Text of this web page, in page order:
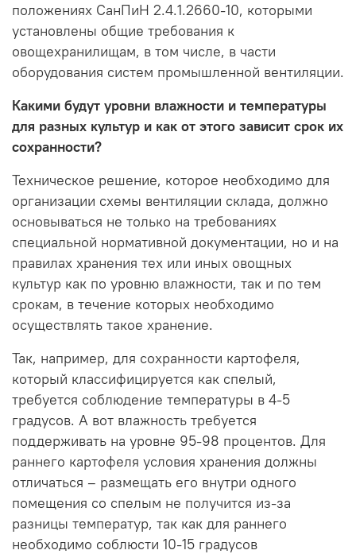
положениях СанПиН 2.4.1.2660-10, которыми
установлены общие требования к
овощехранилищам, в том числе, в части
оборудования систем промышленной вентиляции.
Какими будут уровни влажности и температуры
для разных культур и как от этого зависит срок их
сохранности?
Техническое решение, которое необходимо для
организации схемы вентиляции склада, должно
основываться не только на требованиях
специальной нормативной документации, но и на
правилах хранения тех или иных овощных
культур как по уровню влажности, так и по тем
срокам, в течение которых необходимо
осуществлять такое хранение.
Так, например, для сохранности картофеля,
который классифицируется как спелый,
требуется соблюдение температуры в 4-5
градусов. А вот влажность требуется
поддерживать на уровне 95-98 процентов. Для
раннего картофеля условия хранения должны
отличаться – размещать его внутри одного
помещения со спелым не получится из-за
разницы температур, так как для раннего
необходимо соблюсти 10-15 градусов